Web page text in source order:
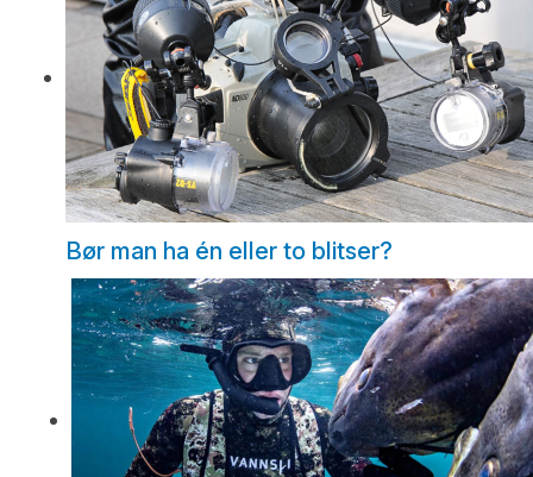
Bør man ha én eller to blitser?